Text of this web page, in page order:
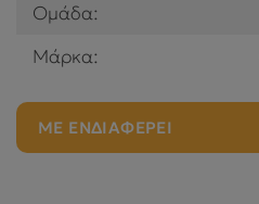
Ομάδα:
Μάρκα:
ΜΕ ΕΝΔΙΑΦΕΡΕΙ